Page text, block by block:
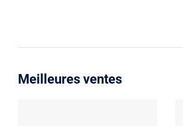
Meilleures ventes